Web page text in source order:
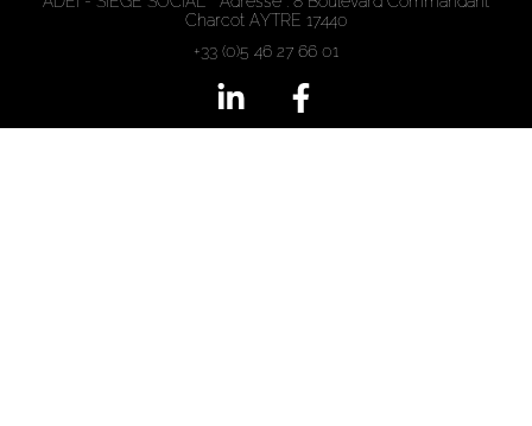
Charcot AYTRE 17440
+33 (0)5 46 27 66 01